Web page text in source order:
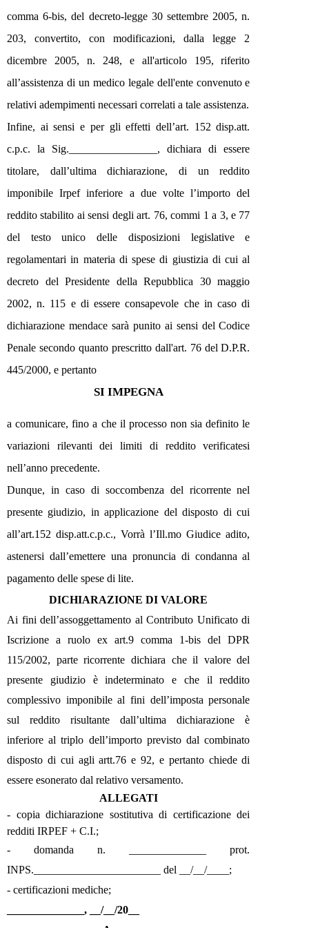
comma 6-bis, del decreto-legge 30 settembre 2005, n.
203, convertito, con modificazioni, dalla legge 2
dicembre 2005, n. 248, e all'articolo 195, riferito
all’assistenza di un medico legale dell'ente convenuto e
relativi adempimenti necessari correlati a tale assistenza.
Infine, ai sensi e per gli effetti dell’art. 152 disp.att.
c.p.c. la Sig.________________, dichiara di essere
titolare, dall’ultima dichiarazione, di un reddito
imponibile Irpef inferiore a due volte l’importo del
reddito stabilito ai sensi degli art. 76, commi 1 a 3, e 77
del testo unico delle disposizioni legislative e
regolamentari in materia di spese di giustizia di cui al
decreto del Presidente della Repubblica 30 maggio
2002, n. 115 e di essere consapevole che in caso di
dichiarazione mendace sarà punito ai sensi del Codice
Penale secondo quanto prescritto dall'art. 76 del D.P.R.
445/2000, e pertanto
SI IMPEGNA
a comunicare, fino a che il processo non sia definito le
variazioni rilevanti dei limiti di reddito verificatesi
nell’anno precedente.
Dunque, in caso di soccombenza del ricorrente nel
presente giudizio, in applicazione del disposto di cui
all’art.152 disp.att.c.p.c., Vorrà l’Ill.mo Giudice adito,
astenersi dall’emettere una pronuncia di condanna al
pagamento delle spese di lite.
DICHIARAZIONE DI VALORE
Ai fini dell’assoggettamento al Contributo Unificato di
Iscrizione a ruolo ex art.9 comma 1-bis del DPR
115/2002, parte ricorrente dichiara che il valore del
presente giudizio è indeterminato e che il reddito
complessivo imponibile al fini dell’imposta personale
sul reddito risultante dall’ultima dichiarazione è
inferiore al triplo dell’importo previsto dal combinato
disposto di cui agli artt.76 e 92, e pertanto chiede di
essere esonerato dal relativo versamento.
ALLEGATI
- copia dichiarazione sostitutiva di certificazione dei
redditi IRPEF + C.I.;
- domanda n. ______________ prot.
INPS._______________________ del __/__/____;
- certificazioni mediche;
______________, __/__/20__